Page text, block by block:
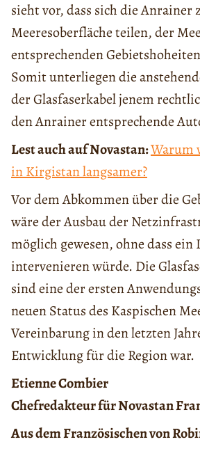
sieht vor, dass sich die Anrainer
Meeresoberfläche teilen, der
entsprechenden
Somit unterliegen die
der Glasfaserkabel jenem
den Anrainer entsprechende
Lest auch auf Novastan:Warum
in Kirgistan langsamer?
Vor dem Abkommen über die
wäre der Ausbau der
möglich gewesen, ohne dass
intervenieren würde. Die
sind eine der ersten
neuen Status des Kaspischen
Vereinbarung in den letzten
Entwicklung für die Region war.
Etienne Combier
Chefredakteur für Novastan
Aus dem Französischen von